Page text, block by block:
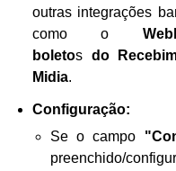
outras integrações
como o
boletos do
Midia.
Configuração:
Se o campo
preenchido/